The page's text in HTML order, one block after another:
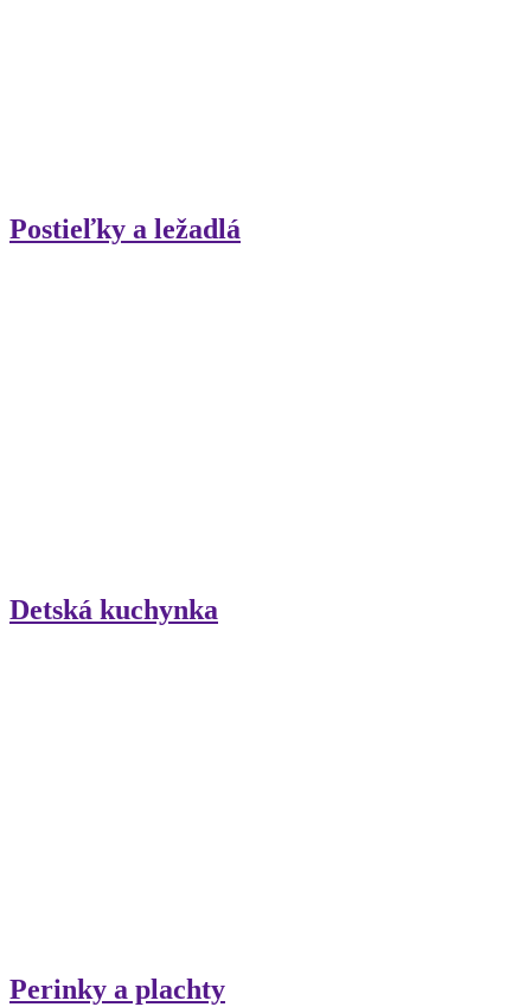
Postieľky a ležadlá
Detská kuchynka
Perinky a plachty